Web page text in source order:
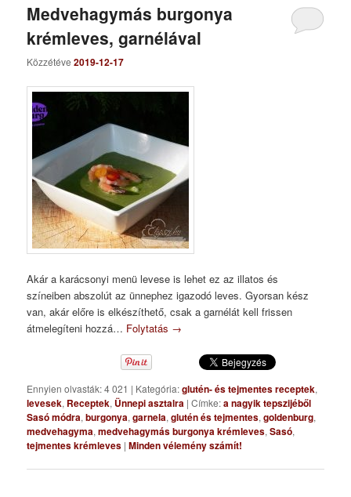
Medvehagymás burgonya
krémleves, garnélával
Közzétéve2019-12-17
Akár a karácsonyi menü levese is lehet ez az illatos és
színeiben abszolút az ünnephez igazodó leves. Gyorsan kész
van, akár előre is elkészíthető, csak a garnélát kell frissen
átmelegíteni hozzá… Folytatás →
Ennyien olvasták: 4 021 | Kategória:glutén- és tejmentes receptek,
levesek, Receptek, Ünnepi asztalra |Címke:a nagyik tepszijéből
Sasó módra,burgonya,garnela,glutén és tejmentes,goldenburg,
medvehagyma,medvehagymás burgonya krémleves,Sasó,
tejmentes krémleves |Minden vélemény számít!